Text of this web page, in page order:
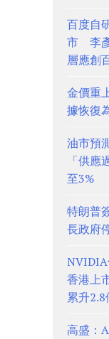
百度自
市 李
層應創
金價重
據恢復
油市預
「供
至3%
特朗普
長政府
NVIDIA
香港上
累升
高盛：